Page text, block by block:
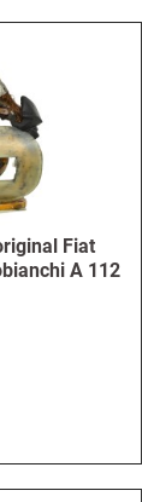
Fiat
A 112